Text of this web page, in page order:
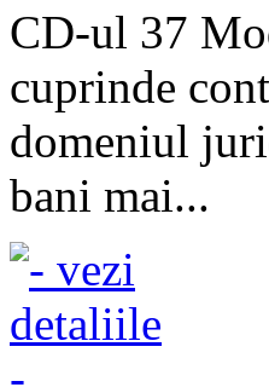
CD-ul 37
cuprinde
domeniul
bani mai...